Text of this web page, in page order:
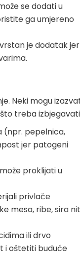
se dodati u
ga umjereno
je dodatak jer
Neki mogu
treba
(npr. pepelnica,
jer patogeni
proklijati u
privlače
mesa, ribe, sira
ili drvo
i oštetiti buduće